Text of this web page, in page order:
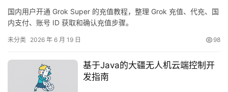
国内用户开通 Grok Super 的充值教程，整理 Grok 充值、代充、国
内支付、账号 ID 获取和确认充值步骤。
未分类 2026 年 6 月 19 日 98
基于Java的大疆无人机云端控制开
发指南